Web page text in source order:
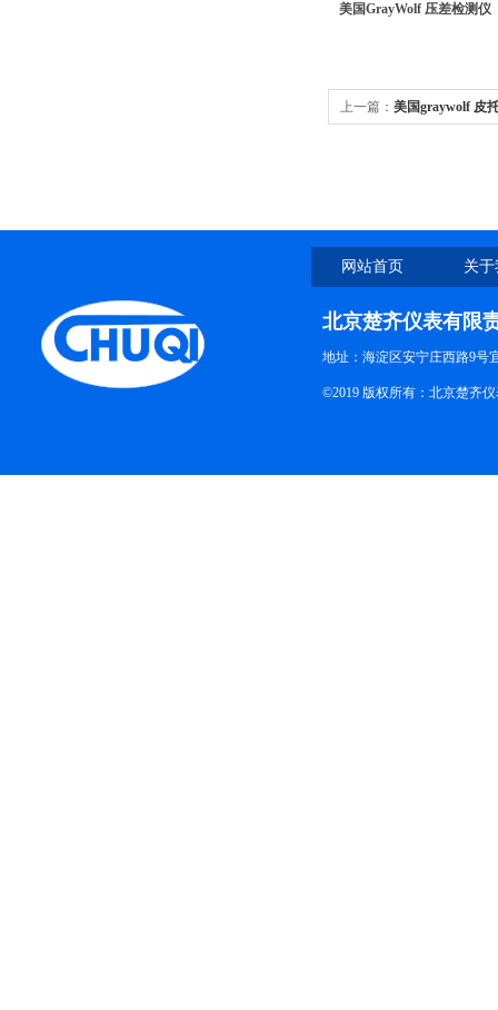
美国GrayWolf 压差检测仪
上一篇： 美国graywolf 皮
网站首页 关
北京楚齐仪表有限
地址：海淀区安宁庄西路9号
©2019 版权所有：北京楚齐